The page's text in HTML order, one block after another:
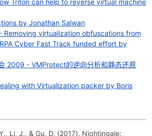
by Jonathan Salwan
Removing virtualization obfuscations from
Cyber Fast Track funded effort by
2009 - VMProtect的逆向分析和静态还原
with Virtualization packer by Boris
Li, J., & Gu, D. (2017). Nightingale: